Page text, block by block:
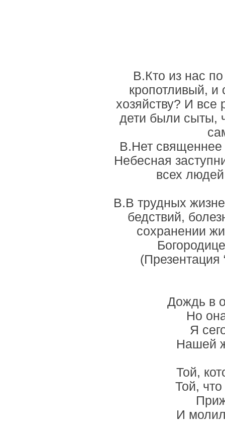
В.Кто из нас
кропотливый, и
хозяйству? И
дети были сыты,
В.Нет
Небесная
всех
В.В трудных
бедствий,
сохранении
Дождь в
Но
Я
Нашей
Той,
Той,
И